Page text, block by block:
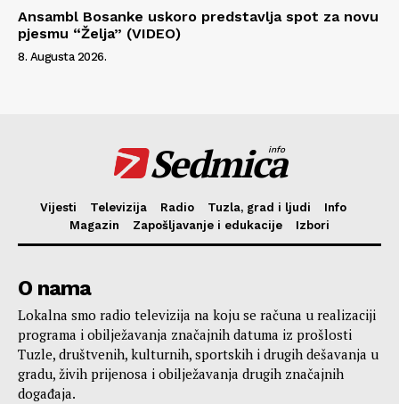
Ansambl Bosanke uskoro predstavlja spot za novu
pjesmu “Želja” (VIDEO)
8. Augusta 2026.
Sedmica
info
Vijesti Televizija Radio Tuzla, grad i ljudi
Info
Magazin
Zapošljavanje i edukacije Izbori
O nama
Lokalna smo radio televizija na koju se računa u realizaciji
programa i obilježavanja značajnih datuma iz prošlosti
Tuzle, društvenih, kulturnih, sportskih i drugih dešavanja u
gradu, živih prijenosa i obilježavanja drugih značajnih
događaja.